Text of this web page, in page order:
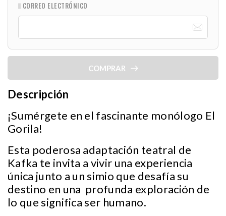
CORREO ELECTRÓNICO
COMPRAR
Descripción
¡Sumérgete en el fascinante monólogo El
Gorila!
Esta poderosa adaptación teatral de
Kafka te invita a vivir una experiencia
única junto a un simio que desafía su
destino en una profunda exploración de
lo que significa ser humano.